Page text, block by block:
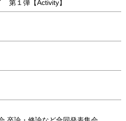
第１弾【Activity】